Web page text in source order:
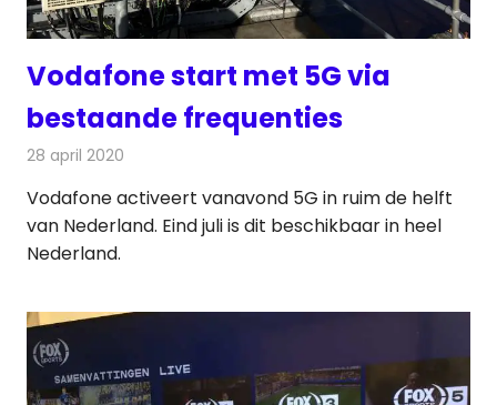
Vodafone start met 5G via
bestaande frequenties
28 april 2020
Vodafone activeert vanavond 5G in ruim de helft
van Nederland. Eind juli is dit beschikbaar in heel
Nederland.